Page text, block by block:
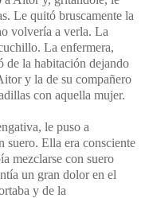
Le quitó bruscamente la
volvería a verla. La
La enfermera,
de la habitación dejando
y la de su compañero
con aquella mujer.
le puso a
suero. Ella era consciente
mezclarse con suero
un gran dolor en el
y de la